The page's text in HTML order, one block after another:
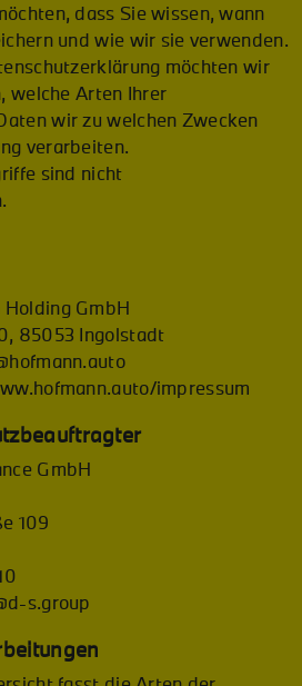
dass Sie wissen, wann
und wie wir sie verwenden.
möchten wir
welche Arten Ihrer
wir zu welchen Zwecken
verarbeiten.
sind nicht
GmbH
85053 Ingolstadt
impressum
GmbH
109
s.group